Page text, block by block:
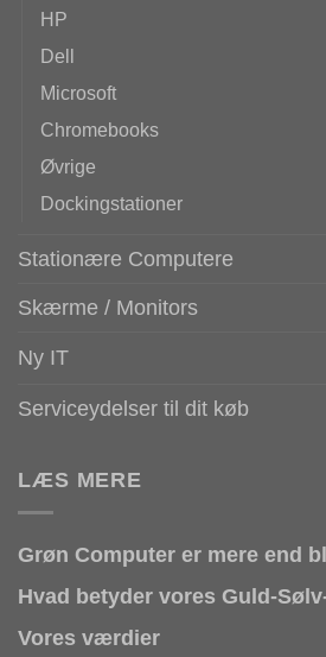
HP
Dell
Microsoft
Chromebooks
Øvrige
Dockingstationer
Stationære Computere
Skærme / Monitors
Ny IT
Serviceydelser til dit køb
LÆS MERE
Grøn Computer er mere end
Hvad betyder vores Guld-
Vores værdier